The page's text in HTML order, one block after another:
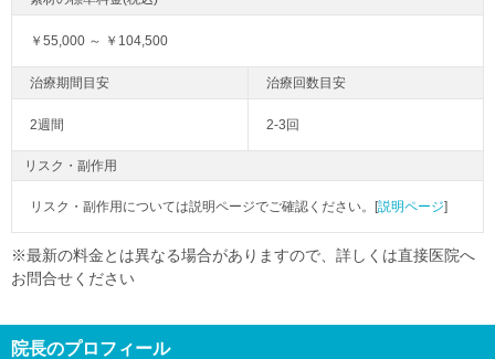
￥55,000 ～ ￥104,500
2週間 2-3回
リスク・副作用
リスク・副作用については説明ページでご確認ください。[説明ページ]
※最新の料金とは異なる場合がありますので、詳しくは直接医院へ
お問合せください
院長のプロフィール